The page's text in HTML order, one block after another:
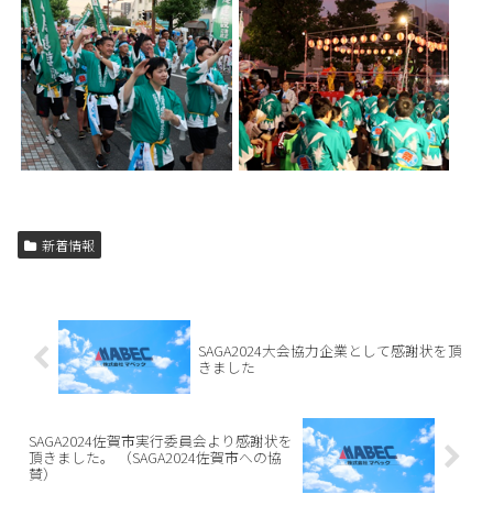
新着情報
SAGA2024大会協力企業として感謝状を頂
きました
SAGA2024佐賀市実行委員会より感謝状を
頂きました。 （SAGA2024佐賀市への協
賛）